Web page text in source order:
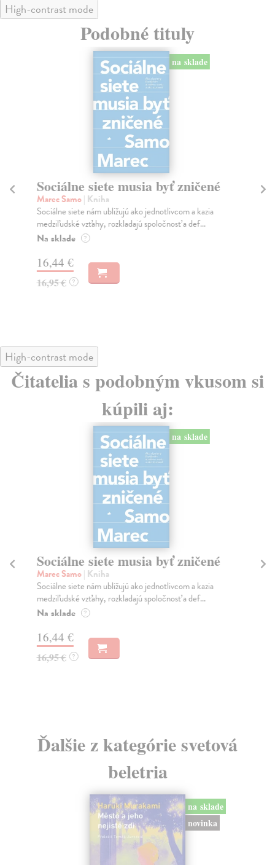
High-contrast mode
Podobné tituly
na sklade
Sociálne siete musia byť zničené
Marec Samo| Kniha
Sociálne siete nám ubližujú ako jednotlivcom a kazia
medziľudské vzťahy, rozkladajú spoločnosť a def...
Na sklade ?
16,44 €
16,95 € ?
High-contrast mode
Čitatelia s podobným vkusom si
kúpili aj:
na sklade
Sociálne siete musia byť zničené
Marec Samo| Kniha
Sociálne siete nám ubližujú ako jednotlivcom a kazia
medziľudské vzťahy, rozkladajú spoločnosť a def...
Na sklade ?
16,44 €
16,95 € ?
Ďalšie z kategórie svetová
beletria
na sklade
novinka